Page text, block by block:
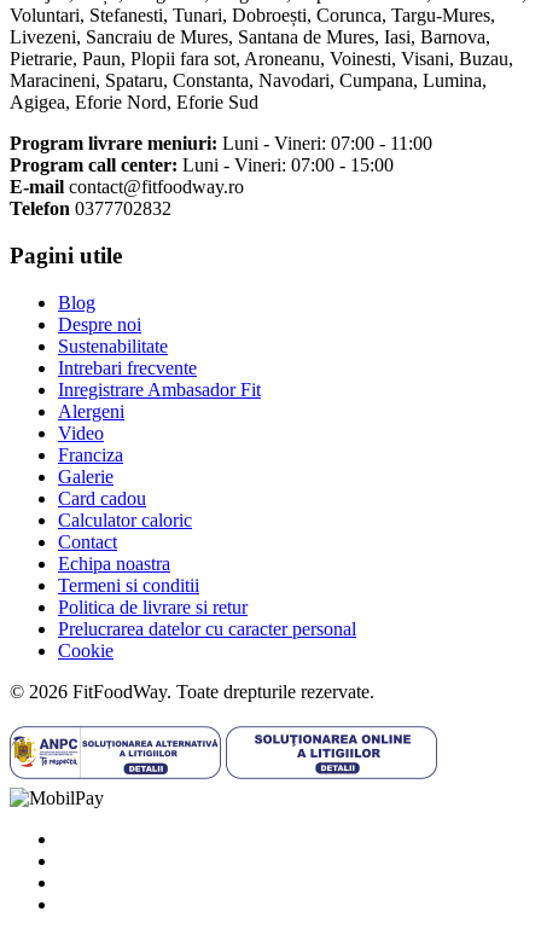
Voluntari, Stefanesti, Tunari, Dobroești, Corunca, Targu-Mures,
Livezeni, Sancraiu de Mures, Santana de Mures, Iasi, Barnova,
Pietrarie, Paun, Plopii fara sot, Aroneanu, Voinesti, Visani, Buzau,
Maracineni, Spataru, Constanta, Navodari, Cumpana, Lumina,
Agigea, Eforie Nord, Eforie Sud
Program livrare meniuri: Luni - Vineri: 07:00 - 11:00
Program call center: Luni - Vineri: 07:00 - 15:00
E-mail contact@fitfoodway.ro
Telefon 0377702832
Pagini utile
Blog
Despre noi
Sustenabilitate
Intrebari frecvente
Inregistrare Ambasador Fit
Alergeni
Video
Franciza
Galerie
Card cadou
Calculator caloric
Contact
Echipa noastra
Termeni si conditii
Politica de livrare si retur
Prelucrarea datelor cu caracter personal
Cookie
© 2026 FitFoodWay. Toate drepturile rezervate.